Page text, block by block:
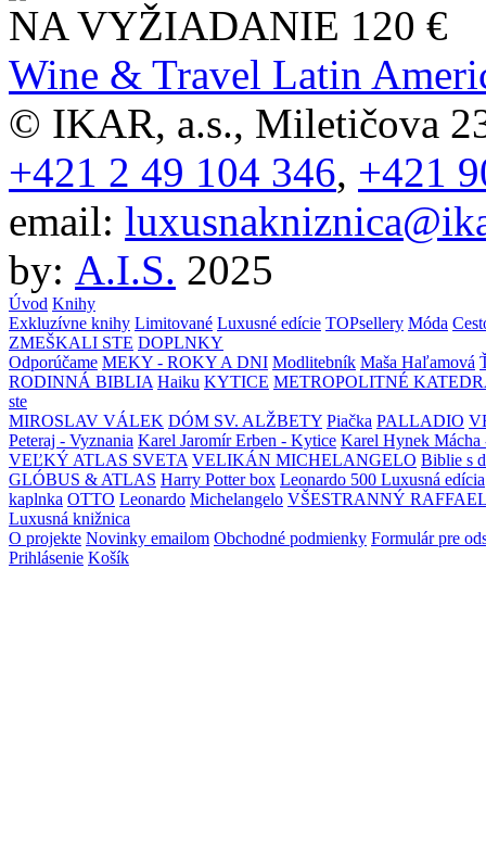
NA VYŽIADANIE 120 €
Wine & Travel Latin
© IKAR, a.s., Miletičova
+421 2 49 104 346, +421
email:
by: A.I.S. 2025
Úvod Knihy
Exkluzívne knihy Limitované Luxusné edície TOPsellery Móda
ZMEŠKALI STE DOPLNKY
Odporúčame MEKY - ROKY A DNI Modlitebník Maša Haľamová
RODINNÁ BIBLIA Haiku KYTICE METROPOLITNÉ
ste
MIROSLAV VÁLEK DÓM SV. ALŽBETY Piačka PALLADIO
Peteraj - Vyznania Karel Jaromír Erben - Kytice Karel Hynek Mácha
VEĽKÝ ATLAS SVETA VELIKÁN MICHELANGELO Biblie s
GLÓBUS & ATLAS Harry Potter box Leonardo 500 Luxusná edícia
kaplnka OTTO Leonardo Michelangelo VŠESTRANNÝ
Luxusná knižnica
O projekte Novinky emailom Obchodné podmienky Formulár pre
Prihlásenie Košík